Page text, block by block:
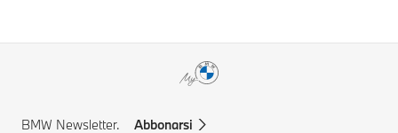
BMW Newsletter. Abbonarsi